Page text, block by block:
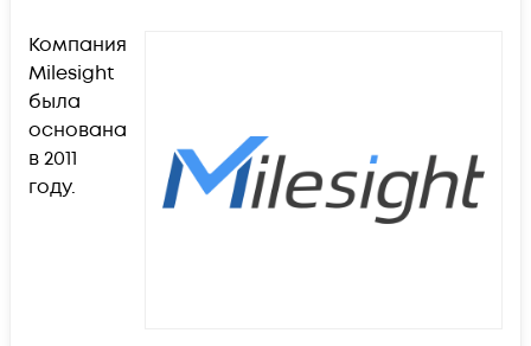
Компания
Milesight
была
основана
в 2011
году.